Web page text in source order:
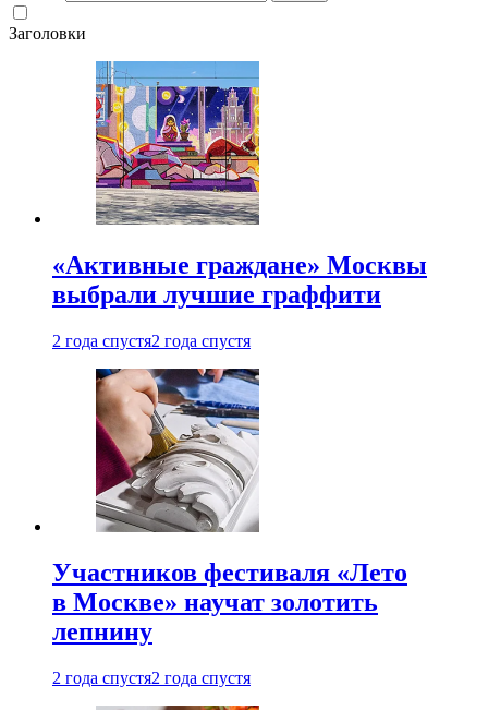
Заголовки
«Активные граждане» Москвы
выбрали лучшие граффити
2 года спустя2 года спустя
Участников фестиваля «Лето
в Москве» научат золотить
лепнину
2 года спустя2 года спустя